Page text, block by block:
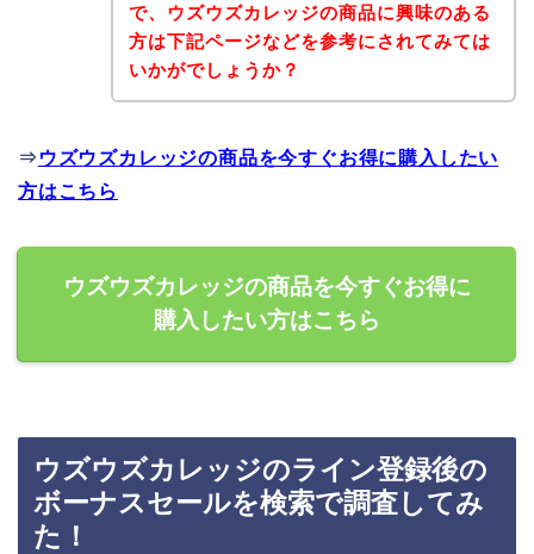
で、ウズウズカレッジの商品に興味のある
方は下記ページなどを参考にされてみては
いかがでしょうか？
⇒ ウズウズカレッジの商品を今すぐお得に購入したい
方はこちら
ウズウズカレッジの商品を今すぐお得に
購入したい方はこちら
ウズウズカレッジのライン登録後の
ボーナスセールを検索で調査してみ
た！